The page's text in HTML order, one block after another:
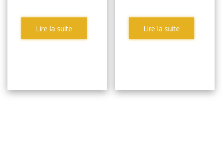
Lire la suite Lire la suite